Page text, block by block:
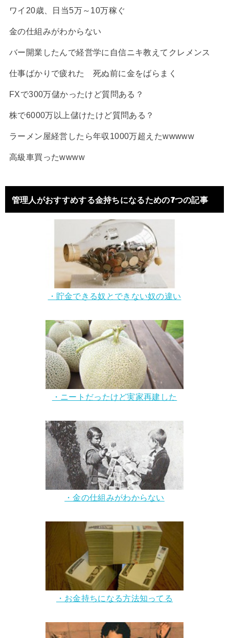
ワイ20歳、日当5万～10万稼ぐ
金の仕組みがわからない
バー開業したんで経営学に自信ニキ教えてクレメンス
仕事ばかりで疲れた 死ぬ前に金をばらまく
FXで300万儲かったけど質問ある？
株で6000万以上儲けたけど質問ある？
ラーメン屋経営したら年収1000万超えたwwwww
高級車買ったwwww
管理人がおすすめする金持ちになるための7つの記事
・貯金できる奴とできない奴の違い
・ニートだったけど実家再建した
・金の仕組みがわからない
・お金持ちになる方法知ってる